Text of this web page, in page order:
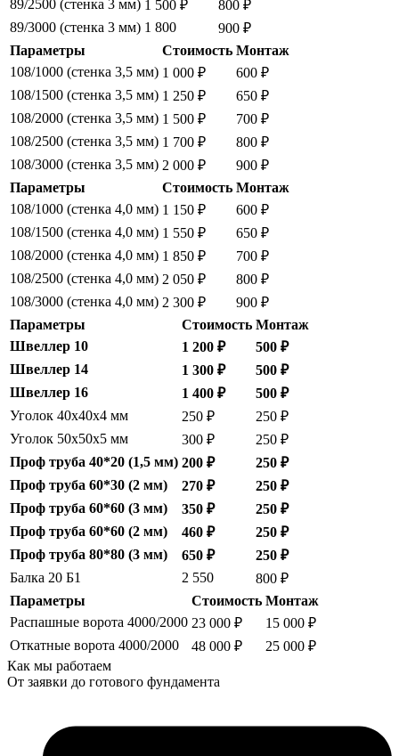
89/2500 (стенка 3 мм) 1 500 ₽
800 ₽
89/3000 (стенка 3 мм) 1 800
900 ₽
Параметры
Стоимость Монтаж
108/1000 (стенка 3,5 мм) 1 000 ₽
600 ₽
108/1500 (стенка 3,5 мм) 1 250 ₽
650 ₽
108/2000 (стенка 3,5 мм) 1 500 ₽
700 ₽
108/2500 (стенка 3,5 мм) 1 700 ₽
800 ₽
108/3000 (стенка 3,5 мм) 2 000 ₽
900 ₽
Параметры
Стоимость Монтаж
108/1000 (стенка 4,0 мм) 1 150 ₽
600 ₽
108/1500 (стенка 4,0 мм) 1 550 ₽
650 ₽
108/2000 (стенка 4,0 мм) 1 850 ₽
700 ₽
108/2500 (стенка 4,0 мм) 2 050 ₽
800 ₽
108/3000 (стенка 4,0 мм) 2 300 ₽
900 ₽
Параметры
Стоимость Монтаж
Швеллер 10
1 200 ₽
500 ₽
Швеллер 14
1 300 ₽
500 ₽
Швеллер 16
1 400 ₽
500 ₽
Уголок 40х40х4 мм
250 ₽
250 ₽
Уголок 50х50х5 мм
300 ₽
250 ₽
Проф труба 40*20 (1,5 мм) 200 ₽
250 ₽
Проф труба 60*30 (2 мм)
270 ₽
250 ₽
Проф труба 60*60 (3 мм)
350 ₽
250 ₽
Проф труба 60*60 (2 мм)
460 ₽
250 ₽
Проф труба 80*80 (3 мм)
650 ₽
250 ₽
Балка 20 Б1
2 550
800 ₽
Параметры
Стоимость Монтаж
Распашные ворота 4000/2000 23 000 ₽
15 000 ₽
Откатные ворота 4000/2000
48 000 ₽
25 000 ₽
Как мы работаем
От заявки до готового фундамента